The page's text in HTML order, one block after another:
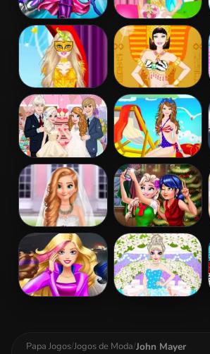
Barbara Spy
Squad Dress up
Barbie Bride
Dress Up
Barbie
Masquerade
Dress Up
Barbie
Egyptian
Princess Dress
Up
Elsa And Anna
Wedding Party
Barbie Colorful
Swimsuits
Dress Up
Frozen And
Ariel Wedding
Ladybug And
Elsa Xmas
Selfie
Papa Jogos/Jogos de Moda/John Mayer